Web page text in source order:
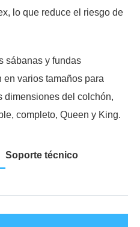
lo que reduce el riesgo de
sábanas y fundas
varios tamaños para
dimensiones del colchón,
completo, Queen y King.
Soporte técnico